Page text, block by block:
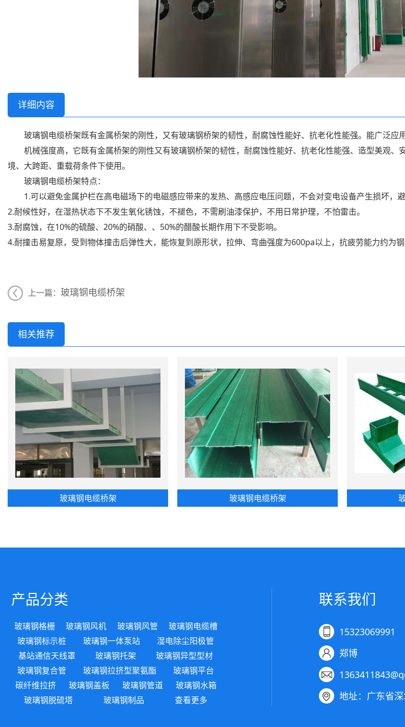
详细内容
玻璃钢电缆桥架既有金属桥架的刚性，又有玻璃钢桥架的韧性，耐腐蚀性能好、抗老化性能强。能广泛应
机械强度高，它既有金属桥架的刚性又有玻璃钢桥架的韧性，耐腐蚀性能好、抗老化性能强、造型美观
境、大跨距、重载荷条件下使用。
玻璃钢电缆桥架特点：
1.可以避免金属护栏在高电磁场下的电磁感应带来的发热、高感应电压问题，不会对变电设备产生损坏，
2.耐候性好，在湿热状态下不发生氧化锈蚀，不褪色，不需刷油漆保护，不用日常护理，不怕雷击。
3.耐腐蚀，在10%的硫酸、20%的硝酸、、50%的醋酸长期作用下不受影响。
4.耐撞击易复原，受到物体撞击后弹性大，能恢复到原形状，拉伸、弯曲强度为600pa以上，抗疲劳能力约为钢
上一篇： 玻璃钢电缆桥架
相关推荐
玻璃钢电缆桥架 玻璃钢电缆桥架
产品分类
玻璃钢格栅 玻璃钢风机 玻璃钢风管
玻璃钢电缆槽
玻璃钢标示桩
玻璃钢一体泵站
湿电除尘阳极管
基站通信天线罩
玻璃钢托架
玻璃钢异型型材
玻璃钢复合管
玻璃钢拉挤型聚氨酯
玻璃钢平台
碳纤维拉挤
玻璃钢盖板 玻璃钢管道
玻璃钢水箱
玻璃钢脱硫塔
玻璃钢制品 查看更多
联系我们
15323069991
郑博
地址：广东省